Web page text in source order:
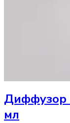
Диффузор
мл